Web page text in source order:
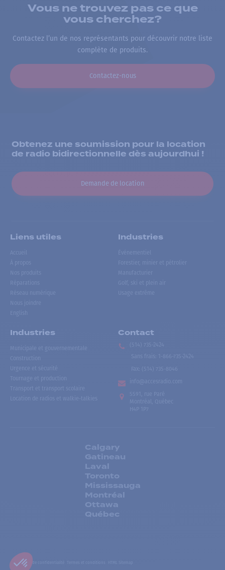
Vous ne trouvez pas ce que
vous cherchez?
Contactez l’un de nos représentants pour découvrir notre liste
complète de produits.
Contactez-nous
Obtenez une soumission pour la location
de radio bidirectionnelle dès aujourdhui !
Demande de location
Liens utiles
Accueil
À propos
Nos produits
Réparations
Réseau numérique
Nous joindre
English
Industries
Événementiel
Forestier, minier et pétrolier
Manufacturier
Golf, ski et plein air
Usage extrême
Industries
Municipale et gouvernementale
Construction
Urgence et sécurité
Tournage et production
Transport et transport scolaire
Location de radios et walkie-talkies
Contact
(514) 735-2424
Sans frais
1-866-735-2424
Fax:
(514) 735-8046
info@accesradio.com
5591, rue Paré
Montréal, Québec
H4P 1P7
Calgary
Gatineau
Laval
Toronto
Mississauga
Montréal
Ottawa
Québec
Politiques de confidentialité HTML Sitemap